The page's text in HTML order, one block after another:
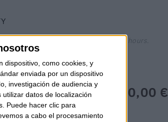
dispositivo, como cookies, y
enviada por un dispositivo
investigación de audiencia y
datos de localización
Puede hacer clic para
a cabo el procesamiento
Shipping in 24-48 hours.
210,00 €